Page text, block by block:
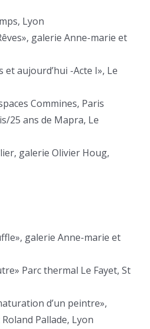
Lyon
galerie Anne-marie et
aujourd’hui -Acte I», Le
Commines, Paris
25 ans de Mapra, Le
galerie Olivier Houg,
galerie Anne-marie et
Parc thermal Le Fayet, St
d’un peintre»,
Pallade, Lyon